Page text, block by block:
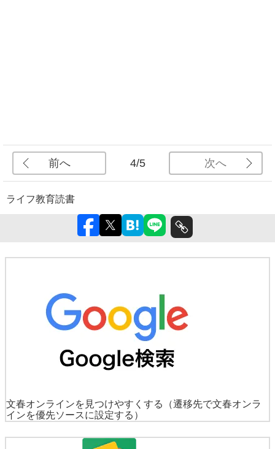
前へ 4/5 次へ
ライフ教育読書
文春オンラインを見つけやすくする
（遷移先で文春オンラ
インを優先ソースに設定する）